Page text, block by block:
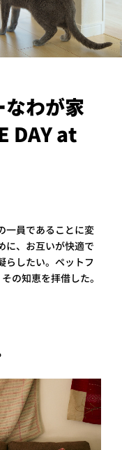
WHAT’S
LIFE
LABEL
ライフレー
い
会社概
要
企業の
方へ
報
わが家
DAY at
一員であることに変
に、お互いが快適で
らしたい。ペットフ
の知恵を拝借した。